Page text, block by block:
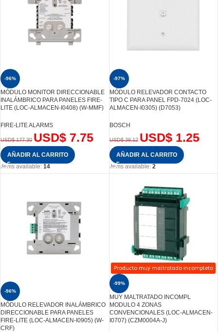
-96%
MÓDULO MONITOR DIRECCIONABLE
INALÁMBRICO PARA PANELES FIRE-
LITE (LOC-ALMACEN-I0408) (W-MMF)
FIRE-LITE ALARMS
USD$177.30 USD$ 7.75
AÑADIR AL CARRITO
Items available: 14
-97%
MÓDULO RELEVADOR CONTACTO
TIPO C PARA PANEL FPD-7024 (LOC-
ALMACEN-I0305) (D7053)
BOSCH
USD$38.12 USD$1.25
AÑADIR AL CARRITO
Items available: 2
-96%
MÓDULO RELEVADOR INALÁMBRICO
DIRECCIONABLE PARA PANELES
FIRE-LITE (LOC-ALMACEN-I0905) (W-
CRF)
Producto muy maltratado incompleto
-99%
MUY MALTRATADO INCOMPL
MODULO 4 ZONAS
CONVENCIONALES (LOC-ALMACEN-
I0707) (CZM0004A-J)